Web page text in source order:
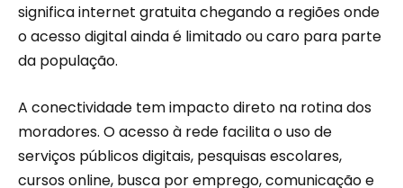
significa internet gratuita chegando a regiões onde
o acesso digital ainda é limitado ou caro para parte
da população.
A conectividade tem impacto direto na rotina dos
moradores. O acesso à rede facilita o uso de
serviços públicos digitais, pesquisas escolares,
cursos online, busca por emprego, comunicação e